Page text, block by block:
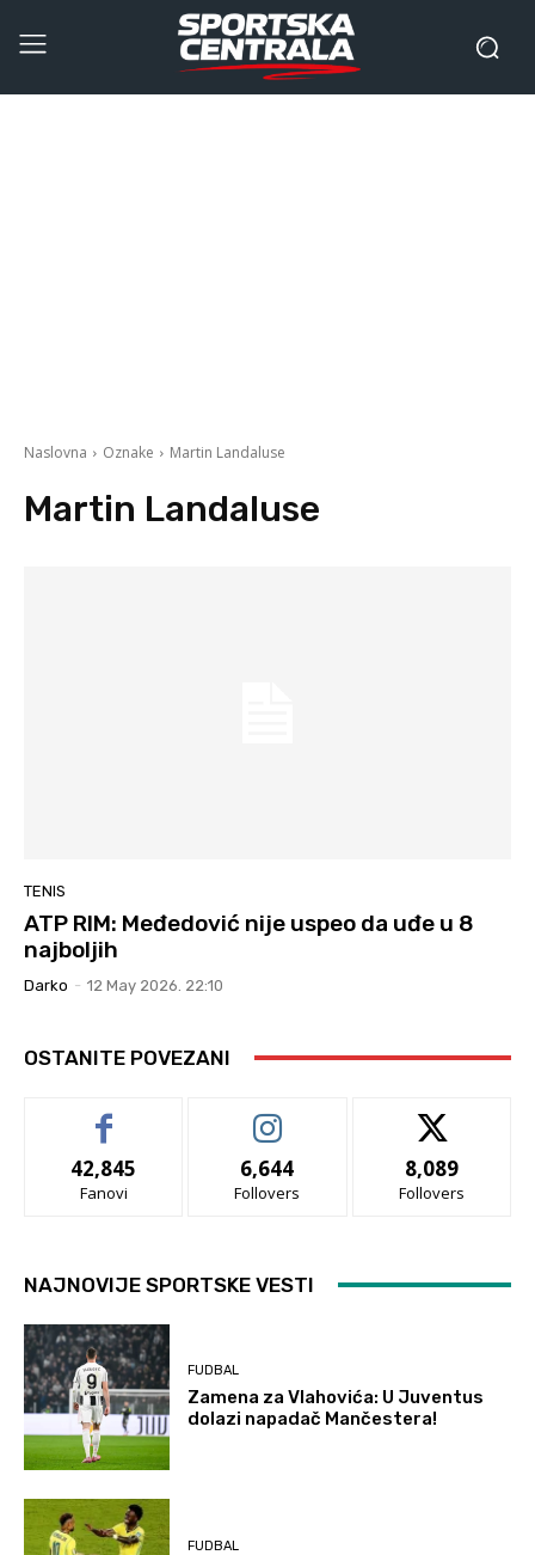
Naslovna Oznake Martin Landaluse
Martin Landaluse
TENIS
ATP RIM: Međedović nije uspeo da uđe u 8
najboljih
Darko - 12 May 2026. 22:10
OSTANITE POVEZANI
42,845
Fanovi
6,644
Follovers
8,089
Follovers
NAJNOVIJE SPORTSKE VESTI
FUDBAL
Zamena za Vlahovića: U Juventus
dolazi napadač Mančestera!
FUDBAL